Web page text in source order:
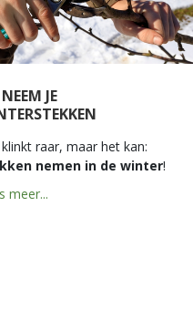
JE
raar, maar het kan:
nemen in de winter!
meer...